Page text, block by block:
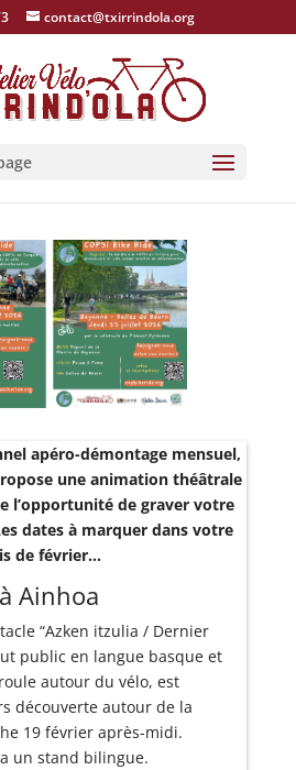
contact@txirrindola.org
apéro-démontage mensuel,
une animation théâtrale
l’opportunité de graver votre
dates à marquer dans votre
de février…
Ainhoa
“Azken itzulia / Dernier
public en langue basque et
autour du vélo, est
découverte autour de la
19 février après-midi.
un stand bilingue.